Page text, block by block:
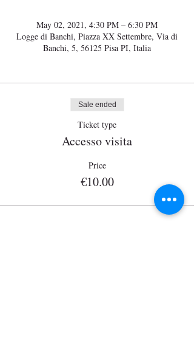
May 02, 2021, 4:30 PM – 6:30 PM
Logge di Banchi, Piazza XX Settembre, Via di
Banchi, 5, 56125 Pisa PI, Italia
Sale ended
Ticket type
Accesso visita
Price
€10.00